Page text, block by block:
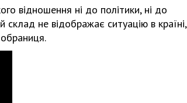
відношення ні до політики, ні до
не відображає ситуацію в країні,